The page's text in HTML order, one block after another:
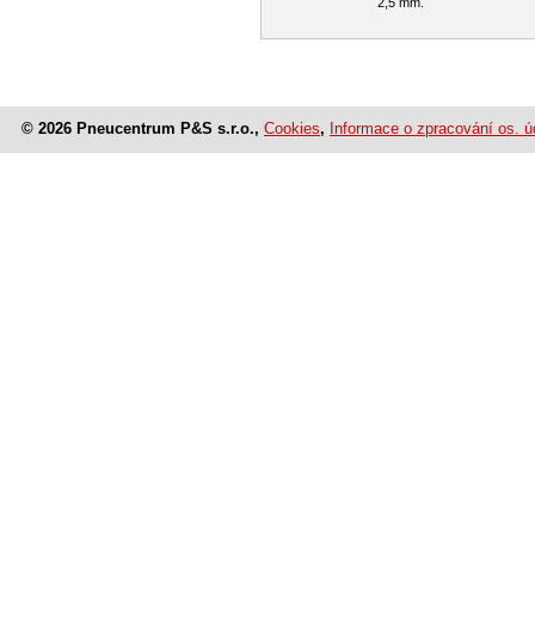
© 2026 Pneucentrum P&S s.r.o., Cookies, Informace o zpracování os.